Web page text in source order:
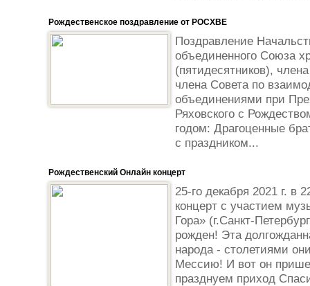
Рождественское поздравление от РОСХВЕ
Поздравление
объединенного Союза
(пятидесятников),
члена Совета по
объединениями при
Ряховского с
годом: Драгоценные
с праздником...
Рождественский Онлайн концерт
25-го декабря 2021 г. в
концерт c участием
Гора» (г.Санкт-
рожден! Эта
народа - столетиями
Мессию! И вот он
празднуем приход